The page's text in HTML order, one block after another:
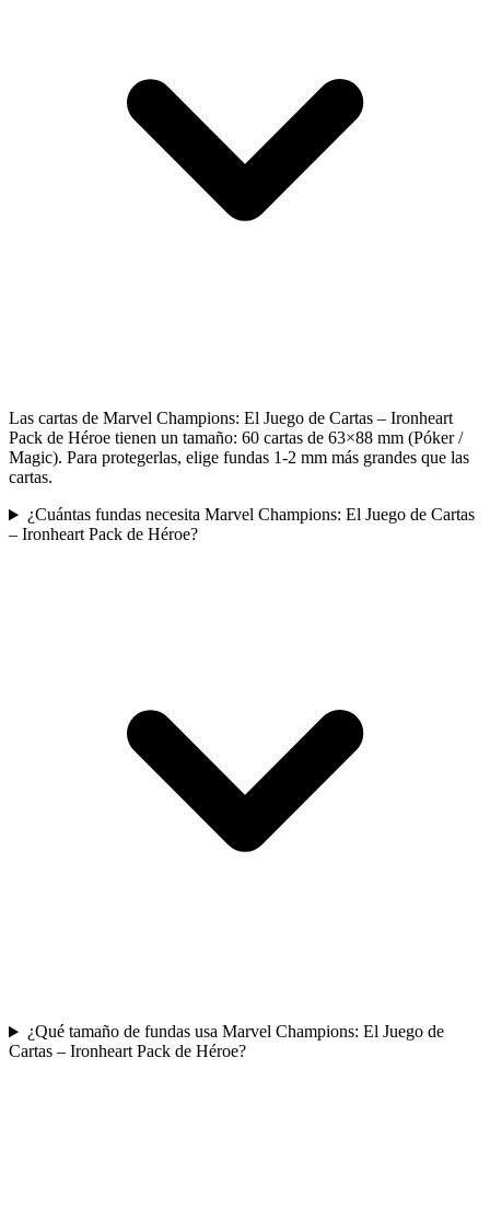
Las cartas de Marvel Champions: El Juego de Cartas – Ironheart
Pack de Héroe tienen un tamaño: 60 cartas de 63×88 mm (Póker /
Magic). Para protegerlas, elige fundas 1-2 mm más grandes que las
cartas.
¿Cuántas fundas necesita Marvel Champions: El Juego de Cartas
– Ironheart Pack de Héroe?
¿Qué tamaño de fundas usa Marvel Champions: El Juego de
Cartas – Ironheart Pack de Héroe?